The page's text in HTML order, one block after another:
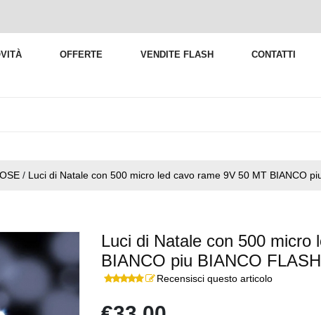
OFFERTE VENDITE FLASH CONTATTI
/ Luci di Natale con 500 micro led cavo rame 9V 50 MT BIANCO
Luci di Natale con 500 micro
BIANCO piu BIANCO FLASH
Recensisci questo articolo